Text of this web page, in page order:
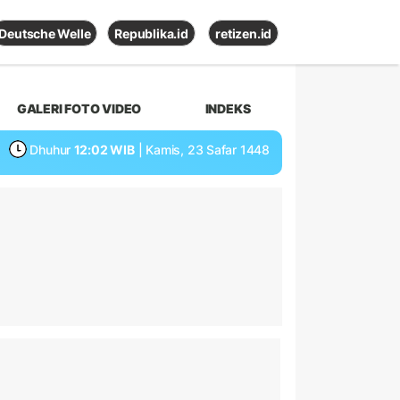
Deutsche Welle Republika.id retizen.id
GALERI FOTO VIDEO INDEKS
Dhuhur 12:02 WIB | Kamis, 23 Safar 1448